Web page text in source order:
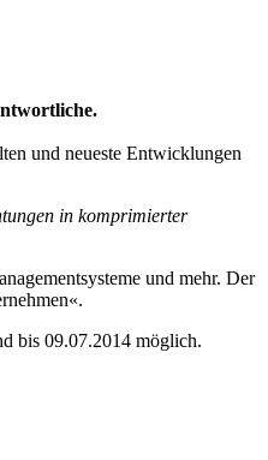
und neueste Entwicklungen
in komprimierter
und mehr. Der
bis 09.07.2014 möglich.